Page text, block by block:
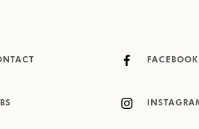
FACEBOOK